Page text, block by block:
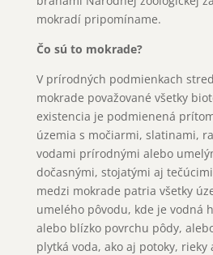
mokradí pripomíname.
Čo sú to mokrade?
V prírodných podmienkach
mokrade považované všetky
existencia je podmienená
územia s močiarmi, slatinami,
vodami prírodnými alebo
dočasnými, stojatými aj
medzi mokrade patria všetky
umelého pôvodu, kde je vodná
alebo blízko povrchu pôdy,
plytká voda, ako aj potoky, rieky